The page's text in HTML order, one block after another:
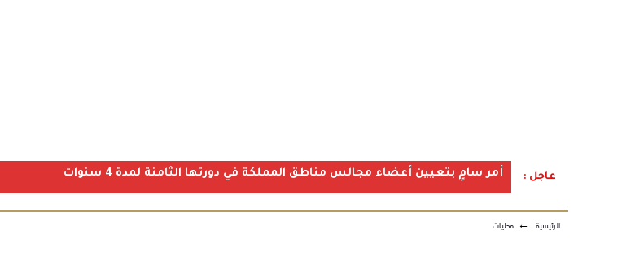
عاجل : أمر سامٍ بتعيين أعضاء مجالس مناطق المملكة في دورتها الثامنة لمدة 4 سنوات
الرئيسية ← محليات